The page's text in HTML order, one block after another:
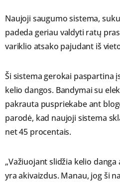
Naujoji saugumo sistema,
padeda geriau valdyti ratų
variklio atsako pajudant iš
Ši sistema gerokai paspartina
kelio dangos. Bandymai su
pakrauta puspriekabe ant
parodė, kad naujoji sistema
net 45 procentais.
„Važiuojant slidžia kelio
yra akivaizdus. Manau, jog ši